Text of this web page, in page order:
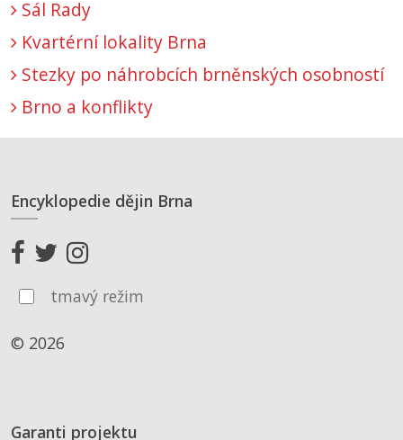
Sál Rady
Kvartérní lokality Brna
Stezky po náhrobcích brněnských osobností
Brno a konflikty
Encyklopedie dějin Brna
tmavý režim
© 2026
Garanti projektu